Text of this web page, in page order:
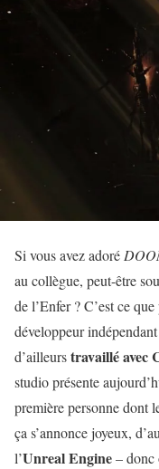
Si vous avez adoré
au collègue, peut-être
de l’Enfer ? C’est ce
développeur
d’ailleurstravaillé avec
studio présente
première personne dont
ça s’annonce joyeux,
l’Unreal Engine– donc